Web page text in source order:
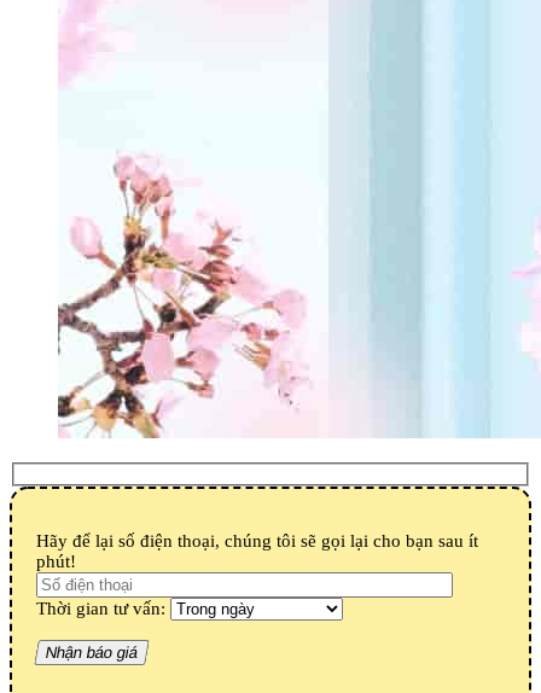
Hãy để lại số điện thoại, chúng tôi sẽ gọi lại cho bạn sau ít
phút!
Thời gian tư vấn: